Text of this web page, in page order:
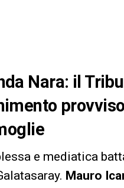
Nara: il
e mediatica
Mauro